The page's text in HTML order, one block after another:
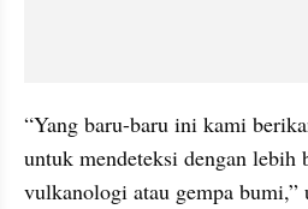
“Yang baru-baru ini kami
untuk mendeteksi dengan lebih
vulkanologi atau gempa bumi,”